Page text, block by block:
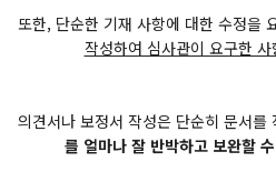
또한, 단순한 기재 사항에 대한 수정을
작성하여 심사관이 요구한
의견서나 보정서 작성은 단순히 문서를
를 얼마나 잘 반박하고 보완할